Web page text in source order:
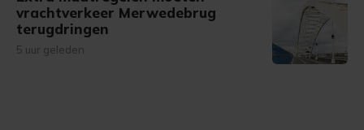
vrachtverkeer Merwedebrug
terugdringen
5 uur geleden